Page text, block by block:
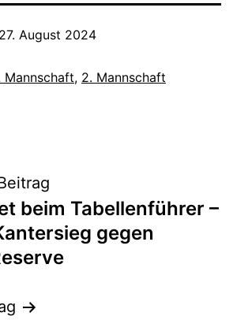
27. August 2024
Mannschaft, 2. Mannschaft
beim Tabellenführer –
gegen